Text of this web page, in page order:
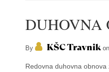
DUHOVNA
By KŠC Travnik
Redovna duhovna obnova